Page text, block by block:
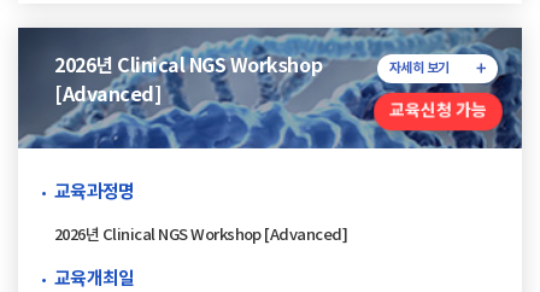
2026년 Clinical NGS Workshop
[Advanced]
자세히 보기
교육신청 가능
교육과정명
2026년 Clinical NGS Workshop [Advanced]
교육개최일